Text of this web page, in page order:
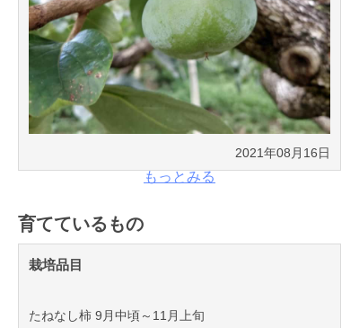
2021年08月16日
もっとみる
育てているもの
栽培品目
たねなし柿 9月中頃～11月上旬